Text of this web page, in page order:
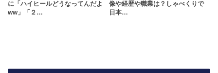
に「ハイヒールどうなってんだよ
ww」「２…
像や経歴や職業は？しゃべくりで
日本…